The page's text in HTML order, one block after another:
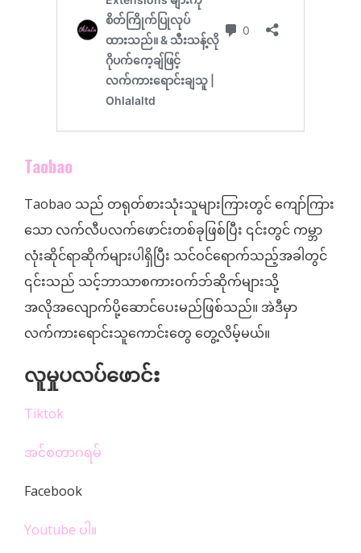
Taobao
Taobao သည် တရုတ်စားသုံးသူများကြားတွင် ကျော်ကြား
သော လက်လီပလက်ဖောင်းတစ်ခုဖြစ်ပြီး ၎င်းတွင် ကမ္ဘာ
လုံးဆိုင်ရာဆိုက်များပါရှိပြီး သင်ဝင်ရောက်သည့်အခါတွင်
၎င်းသည် သင့်ဘာသာစကားဝက်ဘ်ဆိုက်များသို့
အလိုအလျောက်ပို့ဆောင်ပေးမည်ဖြစ်သည်။ အဲဒီမှာ
လက်ကားရောင်းသူကောင်းတွေ တွေ့လိမ့်မယ်။
လူမှုပလပ်ဖောင်း
Tiktok
အင်စတာဂရမ်
Facebook
Youtube ပါ။